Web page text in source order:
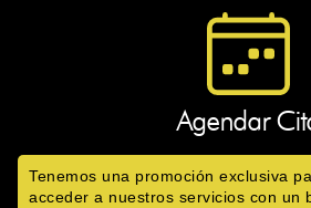
Agendar
Tenemos una promoción exclusiva
acceder a nuestros servicios con un